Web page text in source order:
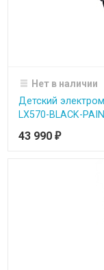
Нет в наличии
Детский
LX570-BLACK-
43 990 ₽